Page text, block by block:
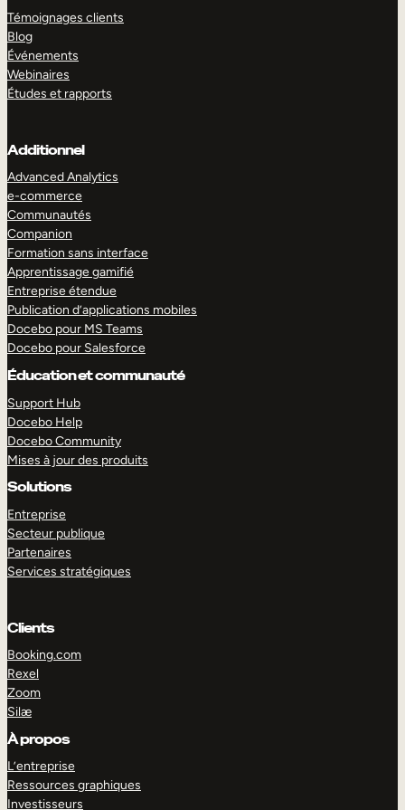
Témoignages clients
Blog
Événements
Webinaires
Études et rapports
Additionnel
Advanced Analytics
e-commerce
Communautés
Companion
Formation sans interface
Apprentissage gamifié
Entreprise étendue
Publication d’applications mobiles
Docebo pour MS Teams
Docebo pour Salesforce
Éducation et communauté
Support Hub
Docebo Help
Docebo Community
Mises à jour des produits
Solutions
Entreprise
Secteur publique
Partenaires
Services stratégiques
Clients
Booking.com
Rexel
Zoom
Silæ
À propos
L’entreprise
Ressources graphiques
Investisseurs